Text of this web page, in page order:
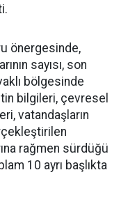
önergesinde,
sayısı, son
bölgesinde
bilgileri, çevresel
vatandaşların
rağmen sürdüğü
10 ayrı başlıkta